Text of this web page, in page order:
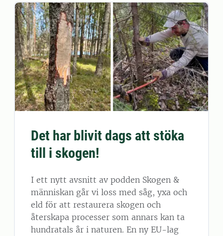
Det har blivit dags att stöka
till i skogen!
I ett nytt avsnitt av podden Skogen &
människan går vi loss med såg, yxa och
eld för att restaurera skogen och
återskapa processer som annars kan ta
hundratals år i naturen. En ny EU-lag